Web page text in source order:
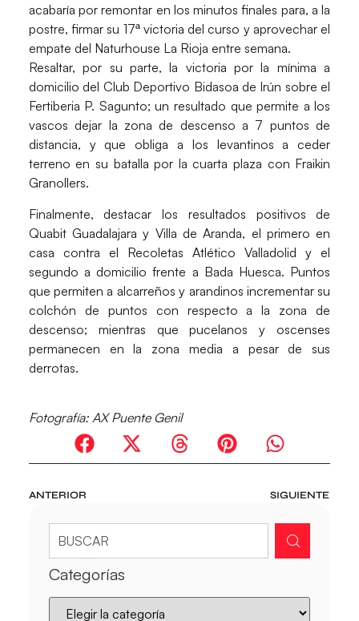
acabaría por remontar en los minutos finales para, a la
postre, firmar su 17ª victoria del curso y aprovechar el
empate del Naturhouse La Rioja entre semana.
Resaltar, por su parte, la victoria por la mínima a
domicilio del Club Deportivo Bidasoa de Irún sobre el
Fertiberia P. Sagunto; un resultado que permite a los
vascos dejar la zona de descenso a 7 puntos de
distancia, y que obliga a los levantinos a ceder
terreno en su batalla por la cuarta plaza con Fraikin
Granollers.
Finalmente, destacar los resultados positivos de
Quabit Guadalajara y Villa de Aranda, el primero en
casa contra el Recoletas Atlético Valladolid y el
segundo a domicilio frente a Bada Huesca. Puntos
que permiten a alcarreños y arandinos incrementar su
colchón de puntos con respecto a la zona de
descenso; mientras que pucelanos y oscenses
permanecen en la zona media a pesar de sus
derrotas.
Fotografía: AX Puente Genil
ANTERIOR SIGUIENTE
Categorías